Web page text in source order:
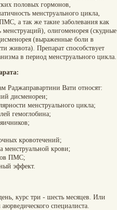
половых гормонов,
менструального цикла,
а так же такие заболевания как
менструаций), олигоменорея (скудные
(выраженные боли в
живота). Препарат способствует
в период менструального цикла.
Раджаправартини Вати относят:
дисменореи;
менструального цикла;
гемоглобина;
кровотечений;
менструальной крови;
ПМС;
эффект.
курс три - шесть месяцев. Или
специалиста.